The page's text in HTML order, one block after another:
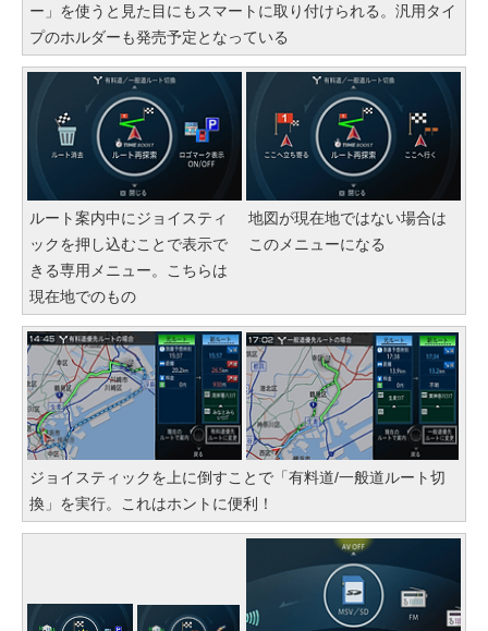
ー」を使うと見た目にもスマートに取り付けられる。汎用タイ
プのホルダーも発売予定となっている
ルート案内中にジョイスティ
ックを押し込むことで表示で
きる専用メニュー。こちらは
現在地でのもの
地図が現在地ではない場合は
このメニューになる
ジョイスティックを上に倒すことで「有料道/一般道ルート切
換」を実行。これはホントに便利！